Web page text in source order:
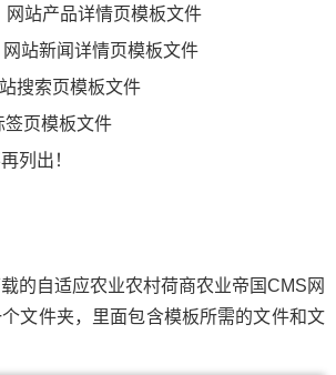
网站产品详情页模板文件
站新闻详情页模板文件
搜索页模板文件
签页模板文件
列出！
的自适应农业农村荷商农业帝国CMS网
文件夹，里面包含模板所需的文件和文